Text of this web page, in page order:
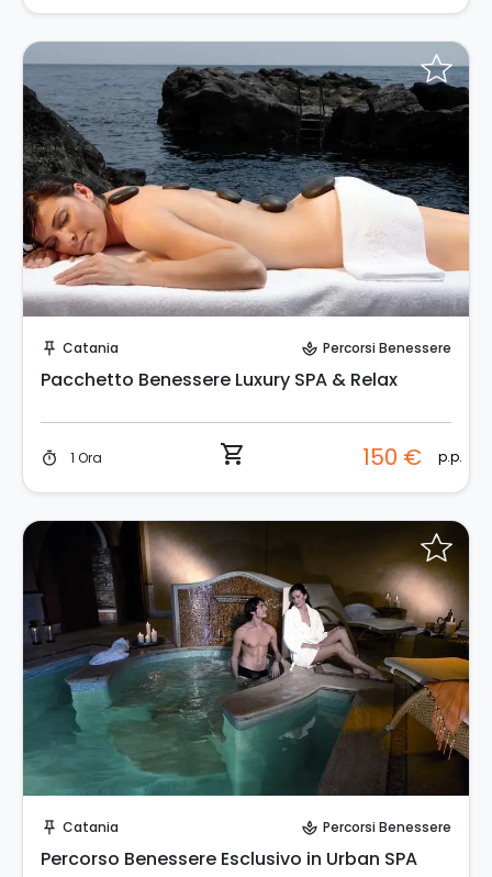
push_pin Catania spa Percorsi Benessere
Pacchetto Benessere Luxury SPA & Relax
timer 1 Ora shopping_cart 150 € p.p.
push_pin Catania spa Percorsi Benessere
Percorso Benessere Esclusivo in Urban SPA